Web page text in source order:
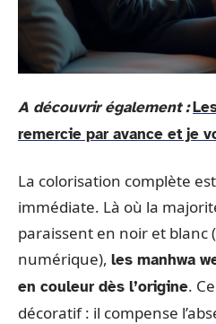
A découvrir également :
remercie par avance et je
La colorisation complète
immédiate. Là où la
paraissent en noir et blanc
numérique), les manhwa
en couleur dès l’origine.
décoratif : il compense